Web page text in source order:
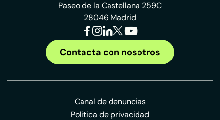
Paseo de la Castellana 259C
28046 Madrid
Contacta con nosotros
Canal de denuncias
Política de privacidad